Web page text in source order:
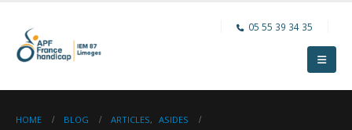
05 55 39 34 35
HOME BLOG ARTICLES, ASIDES